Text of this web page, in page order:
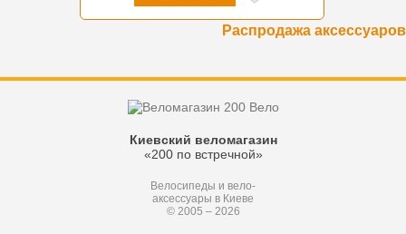
Распродажа аксессуаров
Киевский веломагазин
«200 по встречной»
Велосипеды и вело-
аксессуары в Киеве
© 2005 – 2026